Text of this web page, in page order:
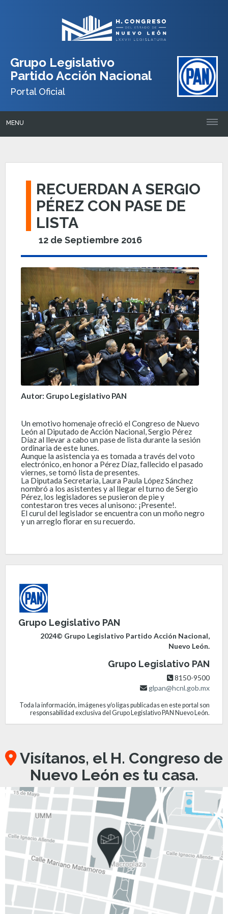
Grupo Legislativo
Partido Acción Nacional
Portal Oficial
MENU
RECUERDAN A SERGIO
PÉREZ CON PASE DE
LISTA
12 de Septiembre 2016
Autor: Grupo Legislativo PAN
Un emotivo homenaje ofreció el Congreso de Nuevo
León al Diputado de Acción Nacional, Sergio Pérez
Díaz al llevar a cabo un pase de lista durante la sesión
ordinaria de este lunes.
Aunque la asistencia ya es tomada a través del voto
electrónico, en honor a Pérez Díaz, fallecido el pasado
viernes, se tomó lista de presentes.
La Diputada Secretaria, Laura Paula López Sánchez
nombró a los asistentes y al llegar el turno de Sergio
Pérez, los legisladores se pusieron de pie y
contestaron tres veces al unisono: ¡Presente!.
El curul del legislador se encuentra con un moño negro
y un arreglo florar en su recuerdo.
Grupo Legislativo PAN
2024© Grupo Legislativo Partido Acción Nacional,
Nuevo León.
Grupo Legislativo PAN
8150-9500
glpan@hcnl.gob.mx
Toda la información, imágenes y/o ligas publicadas en este portal son
responsabilidad exclusiva del Grupo Legislativo PAN Nuevo León.
Visítanos, el H. Congreso de
Nuevo León es tu casa.